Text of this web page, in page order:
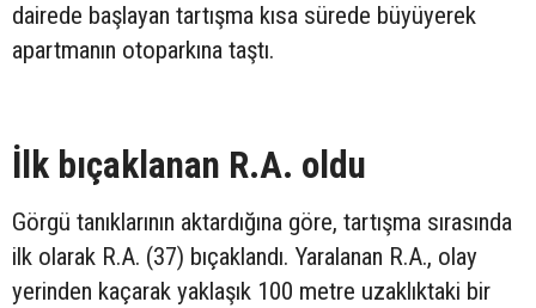
dairede başlayan tartışma kısa sürede büyüyerek
apartmanın otoparkına taştı.
İlk bıçaklanan R.A. oldu
Görgü tanıklarının aktardığına göre, tartışma sırasında
ilk olarak R.A. (37) bıçaklandı. Yaralanan R.A., olay
yerinden kaçarak yaklaşık 100 metre uzaklıktaki bir